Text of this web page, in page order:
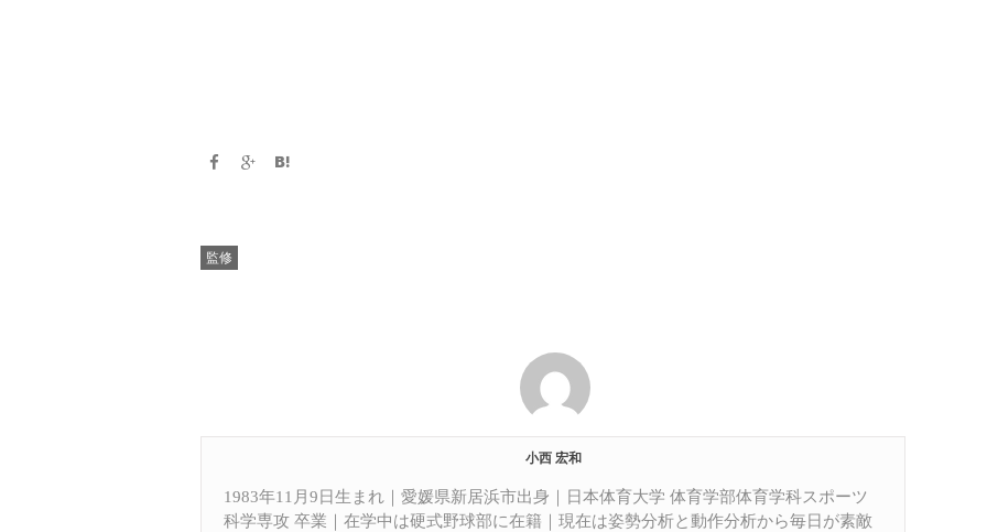
監修
小西 宏和
1983年11月9日生まれ｜愛媛県新居浜市出身｜日本体育大学 体育学部体育学科スポーツ
科学専攻 卒業｜在学中は硬式野球部に在籍｜現在は姿勢分析と動作分析から毎日が素敵